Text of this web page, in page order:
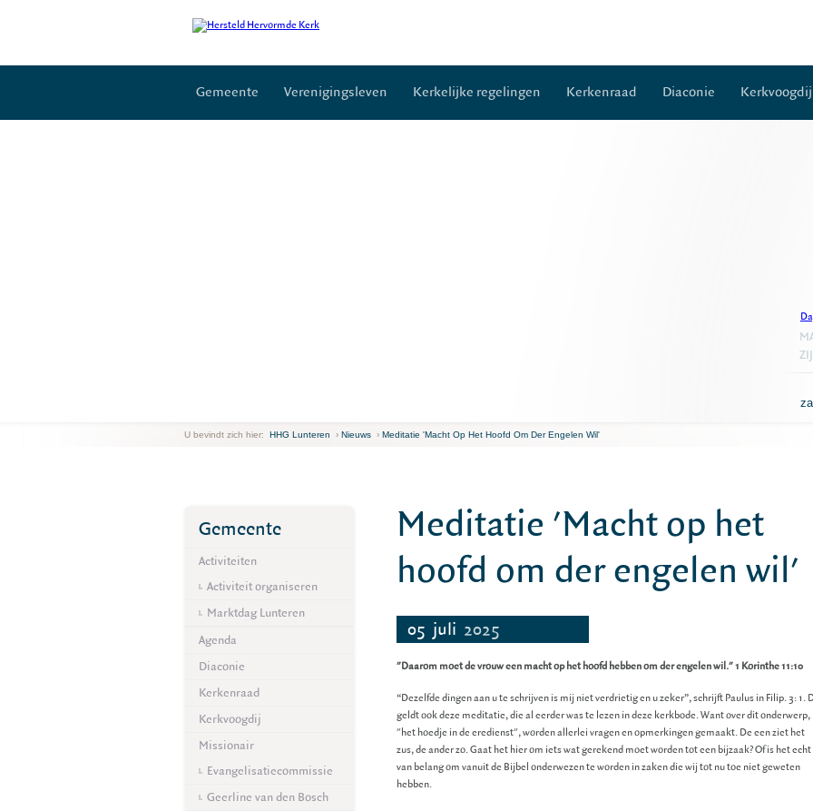
Gemeente Verenigingsleven Kerkelijke regelingen Kerkenraad Diaconie Kerkvoogdij
U bevindt zich hier: HHG Lunteren › Nieuws › Meditatie 'Macht Op Het Hoofd Om Der Engelen Wil'
Meditatie 'Macht op het
hoofd om der engelen wil'
05 juli 2025
"Daarom moet de vrouw een macht op het hoofd hebben om der engelen wil." 1 Korinthe 11:10
“Dezelfde dingen aan u te schrijven is mij niet verdrietig en u zeker”, schrijft Paulus in Filip. 3: 1.
geldt ook deze meditatie, die al eerder was te lezen in deze kerkbode. Want over dit onderwerp,
"het hoedje in de eredienst", worden allerlei vragen en opmerkingen gemaakt. De een ziet het
zus, de ander zo. Gaat het hier om iets wat gerekend moet worden tot een bijzaak? Of is het echt
van belang om vanuit de Bijbel onderwezen te worden in zaken die wij tot nu toe niet geweten
hebben.
Gemeente
Activiteiten
Activiteit organiseren
Marktdag Lunteren
Agenda
Diaconie
Kerkenraad
Kerkvoogdij
Missionair
Evangelisatiecommissie
Geerline van den Bosch